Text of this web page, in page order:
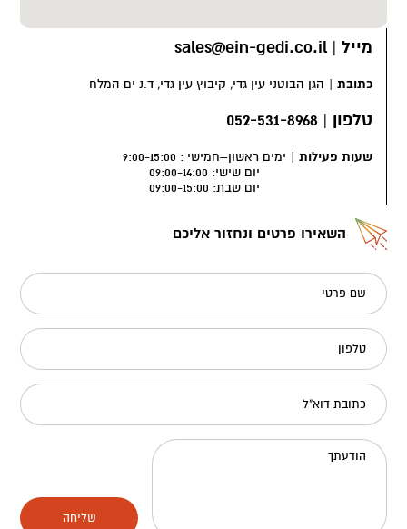
מייל |
sales@ein-gedi.co.il
כתובת | הגן הבוטני עין גדי, קיבוץ עין גדי, ד.נ ים המלח
טלפון |
2-531-8968⁩05
שעות פעילות | ימים ראשון–חמישי : 9:00-15:00
יום שישי: 09:00-14:00
יום שבת: 09:00-15:00
השאירו פרטים ונחזור אליכם
שם פרטי
טלפון
כתובת דוא"ל
הודעתך
שליחה